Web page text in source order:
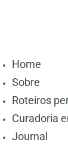
Home
Sobre
Roteiros
Curadoria
Journal